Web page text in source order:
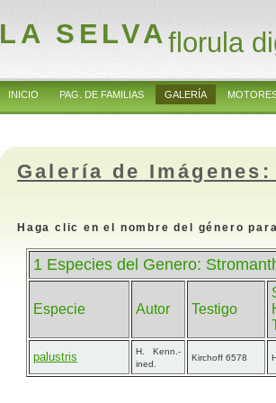
LA SELVAflorula
INICIO PAG. DE FAMILIAS GALERÍA
Galería de
Haga clic en el nombre del género
1 Especies del Genero:
Especie Autor Testigo
palustris
H. Kenn.-
ined.
Kirchoff 6578